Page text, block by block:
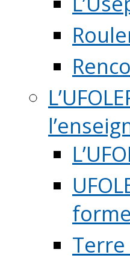
Terre